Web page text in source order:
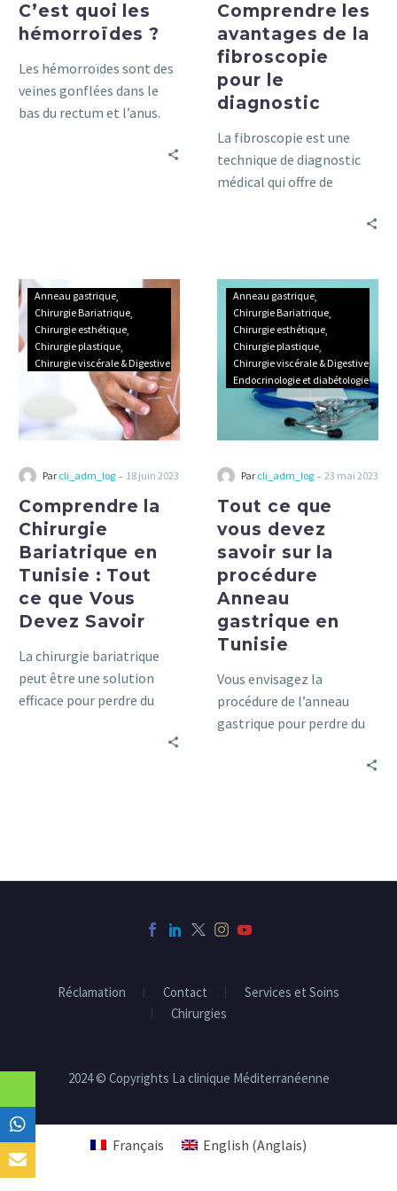
C’est quoi les
hémorroïdes ?
Les hémorroïdes sont des
veines gonflées dans le
bas du rectum et l’anus.
Comprendre les
avantages de la
fibroscopie
pour le
diagnostic
La fibroscopie est une
technique de diagnostic
médical qui offre de
Découvrez comment elle
Comprendre
la
Chirurgie
Bariatrique
en
Tunisie
Tout
Vous
Devez
Savoir
Anneau gastrique
Chirurgie Bariatrique
Chirurgie esthétique
Chirurgie plastique
Chirurgie viscérale & Digestive
Par cli_adm_log - 18 juin 2023
Comprendre la
Chirurgie
Bariatrique en
Tunisie : Tout
ce que Vous
Devez Savoir
La chirurgie bariatrique
peut être une solution
efficace pour perdre du
important de comprendre
Tout
ce
que
vous
devez
savoir
sur
la
gastrique
en
Tunisie
Anneau gastrique
Chirurgie Bariatrique
Chirurgie esthétique
Chirurgie plastique
Chirurgie viscérale & Digestive
Endocrinologie et diabétologie
Par cli_adm_log - 23 mai 2023
Tout ce que
vous devez
savoir sur la
procédure
Anneau
gastrique en
Tunisie
Vous envisagez la
procédure de l’anneau
gastrique pour perdre du
Réclamation Contact
Services et Soins
Chirurgies
2024 © Copyrights La clinique Méditerranéenne
Français English (Anglais)